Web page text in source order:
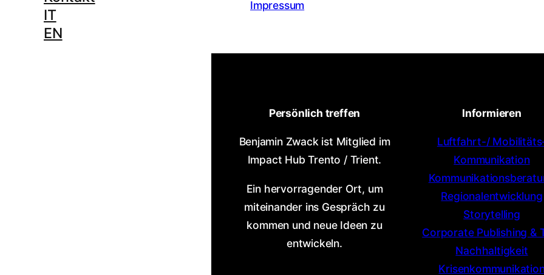
IT
EN
Impressum
Persönlich treffen
Benjamin Zwack ist Mitglied im
Impact Hub Trento / Trient.
Ein hervorragender Ort, um
miteinander ins Gespräch zu
kommen und neue Ideen zu
entwickeln.
Informieren
Luftfahrt-/
Kommunikation
Regionalentwicklung
Storytelling
Corporate Publishing &
Nachhaltigkeit